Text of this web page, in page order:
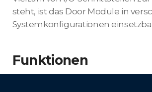
steht, ist das Door Module in
Systemkonfigurationen
Funktionen